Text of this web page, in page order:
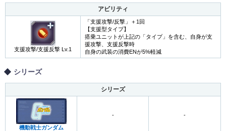
アビリティ
支援攻撃/支援反撃 Lv.1
「支援攻撃/反撃」＋1回
【支援型タイプ】
搭乗ユニットが上記の「タイプ」を含む、自身が支
援攻撃、支援反撃時
自身の武装の消費ENが5%軽減
シリーズ
シリーズ
機動戦士ガンダム
- -